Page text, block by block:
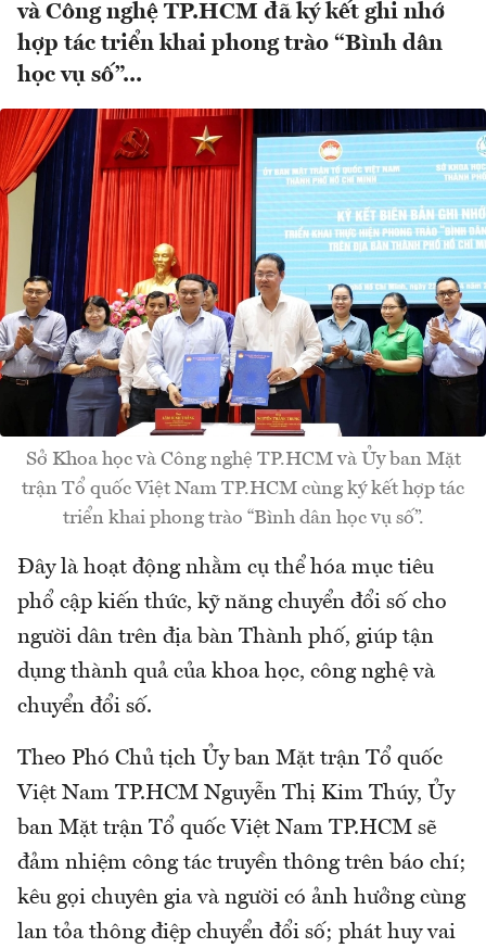
và Công nghệ TP.HCM đã ký kết ghi nhớ
hợp tác triển khai phong trào “Bình dân
học vụ số”...
Sở Khoa học và Công nghệ TP.HCM và Ủy ban Mặt
trận Tổ quốc Việt Nam TP.HCM cùng ký kết hợp tác
triển khai phong trào “Bình dân học vụ số”.
Đây là hoạt động nhằm cụ thể hóa mục tiêu
phổ cập kiến thức, kỹ năng chuyển đổi số cho
người dân trên địa bàn Thành phố, giúp tận
dụng thành quả của khoa học, công nghệ và
chuyển đổi số.
Theo Phó Chủ tịch Ủy ban Mặt trận Tổ quốc
Việt Nam TP.HCM Nguyễn Thị Kim Thúy, Ủy
ban Mặt trận Tổ quốc Việt Nam TP.HCM sẽ
đảm nhiệm công tác truyền thông trên báo chí;
kêu gọi chuyên gia và người có ảnh hưởng cùng
lan tỏa thông điệp chuyển đổi số; phát huy vai